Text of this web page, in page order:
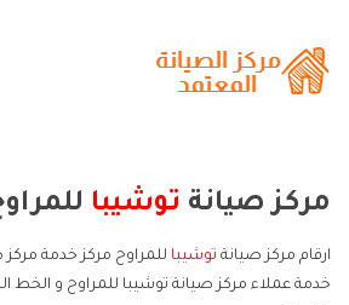
مركز صيانة توشيبا
ارقام مركز صيانة توشيبا للمراوح مركز خدمة مركز
خدمة عملاء مركز صيانة توشيبا للمراوح و الخط